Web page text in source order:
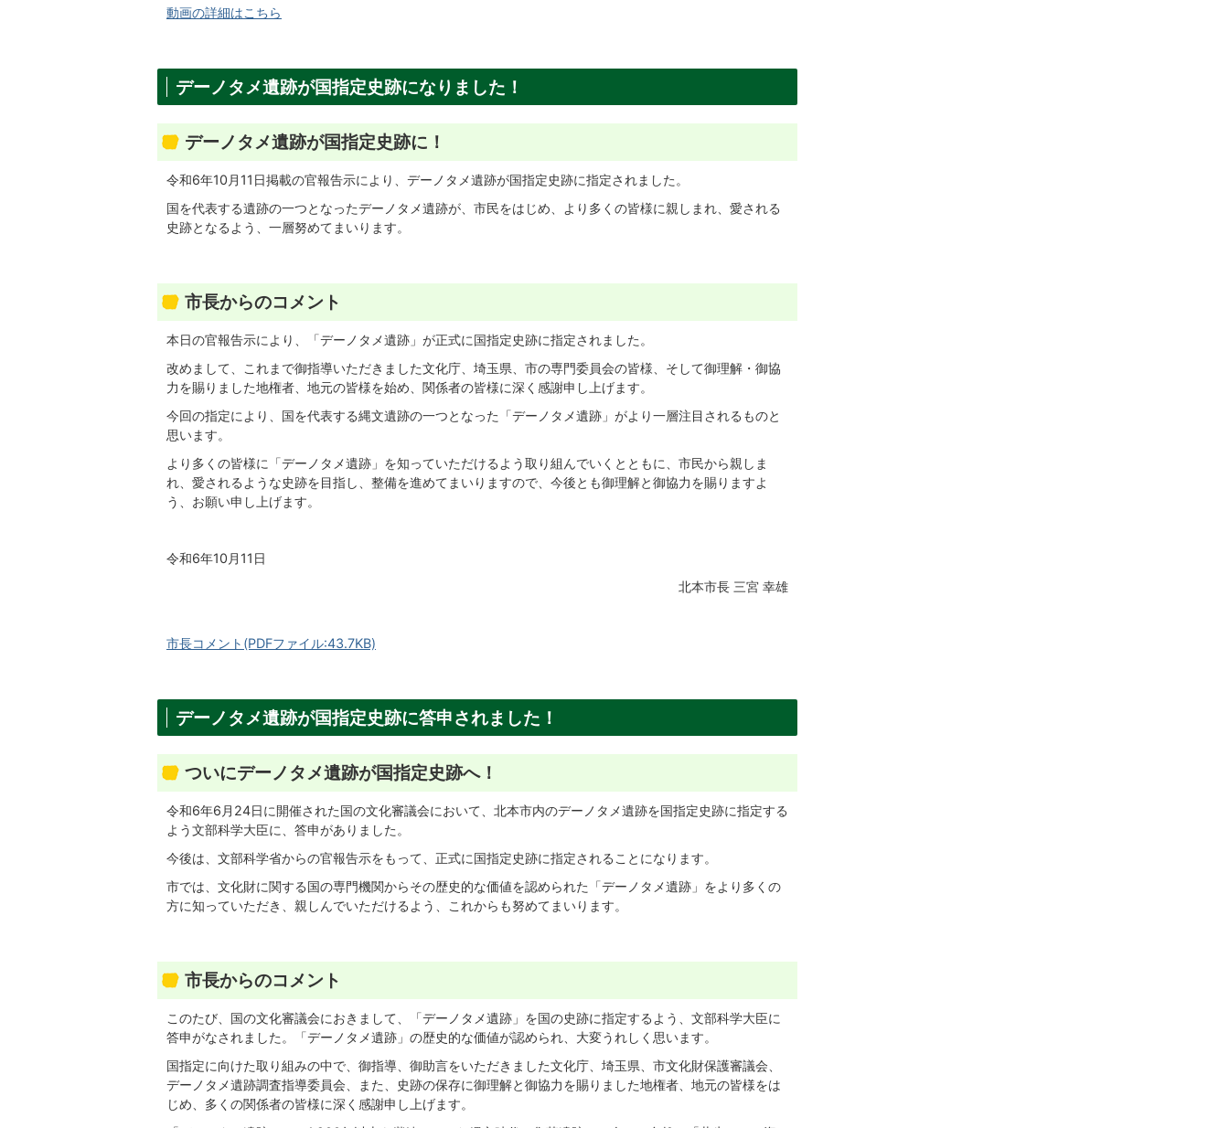
動画の詳細はこちら
デーノタメ遺跡が国指定史跡になりました！
デーノタメ遺跡が国指定史跡に！
令和6年10月11日掲載の官報告示により、デーノタメ遺跡が国指定史跡に指定されました。
国を代表する遺跡の一つとなったデーノタメ遺跡が、市民をはじめ、より多くの皆様に親しまれ、愛される
史跡となるよう、一層努めてまいります。
市長からのコメント
本日の官報告示により、「デーノタメ遺跡」が正式に国指定史跡に指定されました。
改めまして、これまで御指導いただきました文化庁、埼玉県、市の専門委員会の皆様、そして御理解・御協
力を賜りました地権者、地元の皆様を始め、関係者の皆様に深く感謝申し上げます。
今回の指定により、国を代表する縄文遺跡の一つとなった「デーノタメ遺跡」がより一層注目されるものと
思います。
より多くの皆様に「デーノタメ遺跡」を知っていただけるよう取り組んでいくとともに、市民から親しま
れ、愛されるような史跡を目指し、整備を進めてまいりますので、今後とも御理解と御協力を賜りますよ
う、お願い申し上げます。
令和6年10月11日
北本市長 三宮 幸雄
市長コメント(PDFファイル:43.7KB)
デーノタメ遺跡が国指定史跡に答申されました！
ついにデーノタメ遺跡が国指定史跡へ！
令和6年6月24日に開催された国の文化審議会において、北本市内のデーノタメ遺跡を国指定史跡に指定する
よう文部科学大臣に、答申がありました。
今後は、文部科学省からの官報告示をもって、正式に国指定史跡に指定されることになります。
市では、文化財に関する国の専門機関からその歴史的な価値を認められた「デーノタメ遺跡」をより多くの
方に知っていただき、親しんでいただけるよう、これからも努めてまいります。
市長からのコメント
このたび、国の文化審議会におきまして、「デーノタメ遺跡」を国の史跡に指定するよう、文部科学大臣に
答申がなされました。「デーノタメ遺跡」の歴史的な価値が認められ、大変うれしく思います。
国指定に向けた取り組みの中で、御指導、御助言をいただきました文化庁、埼玉県、市文化財保護審議会、
デーノタメ遺跡調査指導委員会、また、史跡の保存に御理解と御協力を賜りました地権者、地元の皆様をは
じめ、多くの関係者の皆様に深く感謝申し上げます。